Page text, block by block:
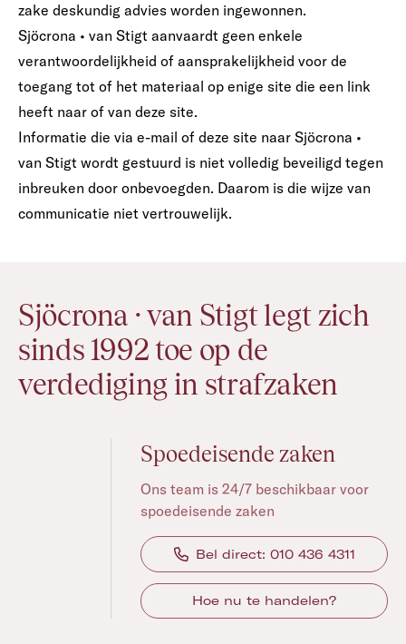
zake deskundig advies worden ingewonnen.
Sjöcrona • van Stigt aanvaardt geen enkele
verantwoordelijkheid of aansprakelijkheid voor de
toegang tot of het materiaal op enige site die een link
heeft naar of van deze site.
Informatie die via e-mail of deze site naar Sjöcrona •
van Stigt wordt gestuurd is niet volledig beveiligd tegen
inbreuken door onbevoegden. Daarom is die wijze van
communicatie niet vertrouwelijk.
Sjöcrona · van Stigt legt zich
sinds 1992 toe op de
verdediging in strafzaken
Spoedeisende zaken
Ons team is 24/7 beschikbaar voor
spoedeisende zaken
Bel direct: 010 436 4311
Hoe nu te handelen?